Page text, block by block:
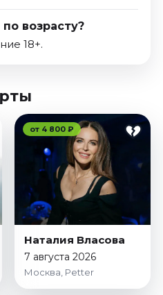
возрасту?
18+.
от 4 800 ₽
Наталия Власова
7 августа 2026
Москва, Petter